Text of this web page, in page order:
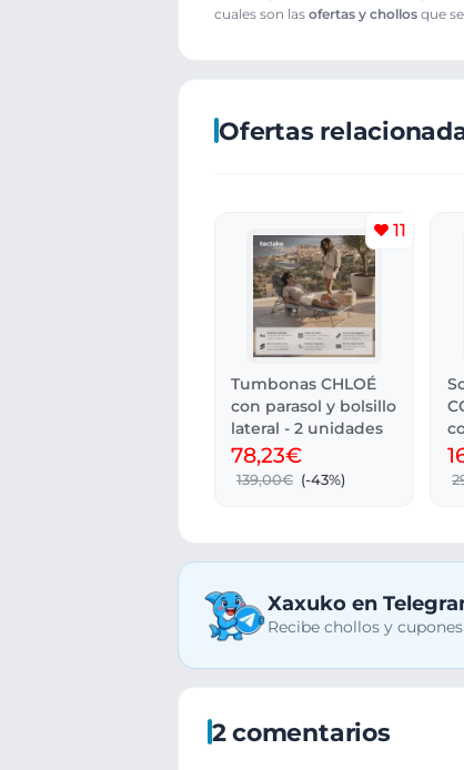
cuales son las ofertas y chollos que
Ofertas
11
Tumbonas CHLOÉ
con parasol y bolsillo
lateral - 2 unidades
78,23€
139,00€ (-43%)
Xaxuko en
Recibe chollos y
2 comentarios